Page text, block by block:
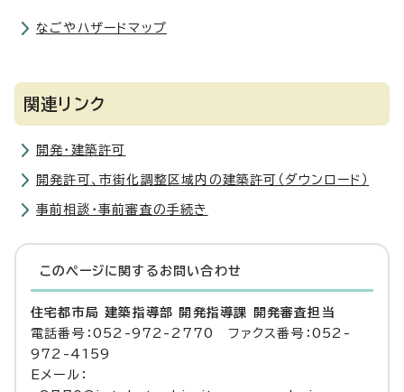
なごやハザードマップ
関連リンク
開発・建築許可
開発許可、市街化調整区域内の建築許可（ダウンロード）
事前相談・事前審査の手続き
このページに関する お問い合わせ
住宅都市局 建築指導部 開発指導課 開発審査担当
電話番号：052-972-2770 ファクス番号：052-
972-4159
Eメール：